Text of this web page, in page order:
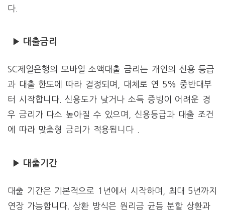
다.
▶ 대출금리
SC제일은행의 모바일 소액대출 금리는 개인의 신용 등급
과 대출 한도에 따라 결정되며, 대체로 연 5% 중반대부
터 시작합니다. 신용도가 낮거나 소득 증빙이 어려운 경
우 금리가 다소 높아질 수 있으며, 신용등급과 대출 조건
에 따라 맞춤형 금리가 적용됩니다 .
▶ 대출기간
대출 기간은 기본적으로 1년에서 시작하며, 최대 5년까지
연장 가능합니다. 상환 방식은 원리금 균등 분할 상환과